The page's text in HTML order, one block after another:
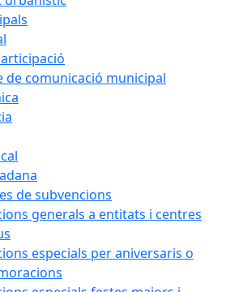
de comunicació municipal
de subvencions
generals a entitats i centres
especials per aniversaris o